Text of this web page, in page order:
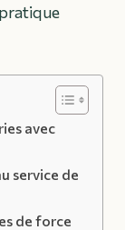
avec
service de
de force